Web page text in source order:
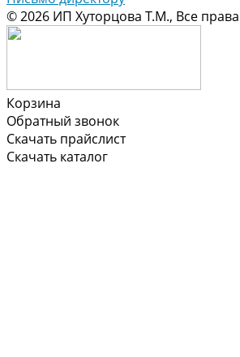
© 2026 ИП Хуторцова Т.М., Все
Корзина
Обратный звонок
Скачать прайслист
Скачать каталог